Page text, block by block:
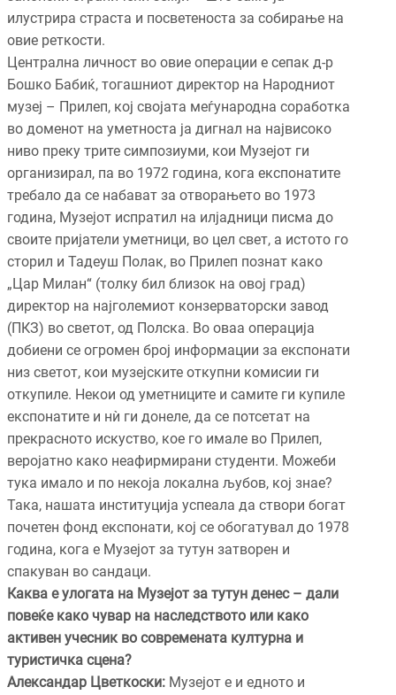
илустрира страста и посветеноста за собирање на
овие реткости.
Централна личност во овие операции е сепак д-р
Бошко Бабиќ, тогашниот директор на Народниот
музеј – Прилеп, кој својата меѓународна соработка
во доменот на уметноста ја дигнал на највисоко
ниво преку трите симпозиуми, кои Музејот ги
организирал, па во 1972 година, кога експонатите
требало да се набават за отворањето во 1973
година, Музејот испратил на илјадници писма до
своите пријатели уметници, во цел свет, а истото го
сторил и Тадеуш Полак, во Прилеп познат како
„Цар Милан“ (толку бил близок на овој град)
директор на најголемиот конзерваторски завод
(ПКЗ) во светот, од Полска. Во оваа операција
добиени се огромен број информации за експонати
низ светот, кои музејските откупни комисии ги
откупиле. Некои од уметниците и самите ги купиле
експонатите и нѝ ги донеле, да се потсетат на
прекрасното искуство, кое го имале во Прилеп,
веројатно како неафирмирани студенти. Можеби
тука имало и по некоја локална љубов, кој знае?
Така, нашата институција успеала да створи богат
почетен фонд експонати, кој се обогатувал до 1978
година, кога е Музејот за тутун затворен и
спакуван во сандаци.
Каква е улогата на Музејот за тутун денес – дали
повеќе како чувар на наследството или како
активен учесник во современата културна и
туристичка сцена?
Александар Цветкоски: Музејот е и едното и